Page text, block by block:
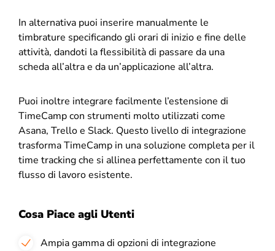
In alternativa puoi inserire manualmente le
timbrature specificando gli orari di inizio e fine delle
attività, dandoti la flessibilità di passare da una
scheda all’altra e da un’applicazione all’altra.
Puoi inoltre integrare facilmente l’estensione di
TimeCamp con strumenti molto utilizzati come
Asana, Trello e Slack. Questo livello di integrazione
trasforma TimeCamp in una soluzione completa per il
time tracking che si allinea perfettamente con il tuo
flusso di lavoro esistente.
Cosa Piace agli Utenti
Ampia gamma di opzioni di integrazione